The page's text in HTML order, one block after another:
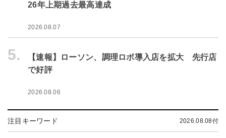
26年上期過去最高達成
2026.08.07
5.
【速報】ローソン、調理ロボ導入店を拡大 先行店
で好評
2026.08.06
注目キーワード 2026.08.08付